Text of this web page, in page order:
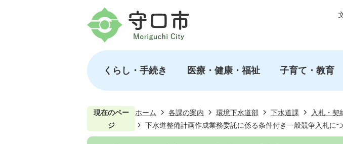
くらし・手続き 医療・健康・福祉 子育て・教育
現在のペー
ジ
ホーム 各課の案内 環境下水道部 下水道課
入札・契
下水道整備計画作成業務委託に係る条件付き一般競争入札に